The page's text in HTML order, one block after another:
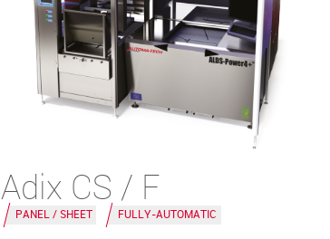
Adix CS / F
PANEL / SHEET FULLY-AUTOMATIC